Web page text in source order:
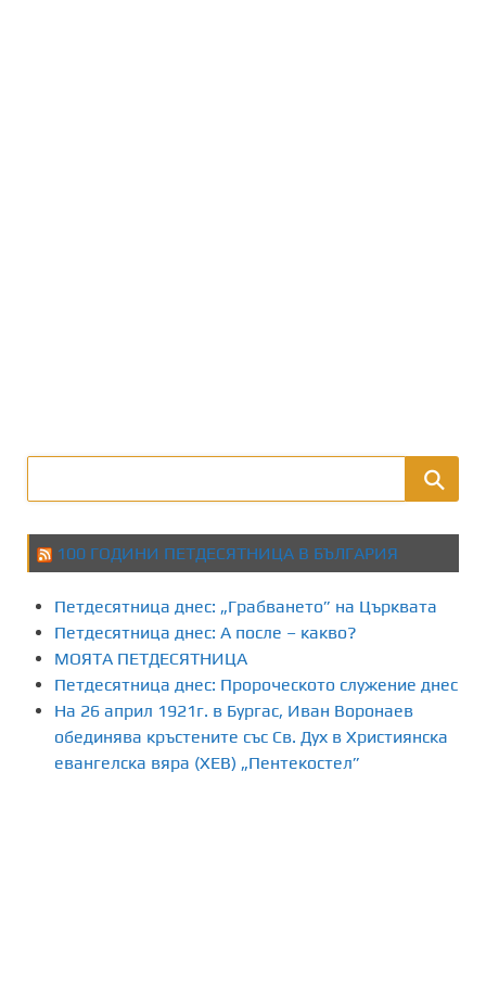
100 ГОДИНИ ПЕТДЕСЯТНИЦА В БЪЛГАРИЯ
Петдесятница днес: „Грабването” на Църквата
Петдесятница днес: А после – какво?
МОЯТА ПЕТДЕСЯТНИЦА
Петдесятница днес: Пророческото служение днес
На 26 април 1921г. в Бургас, Иван Воронаев
обединява кръстените със Св. Дух в Християнска
евангелска вяра (ХЕВ) „Пентекостел”